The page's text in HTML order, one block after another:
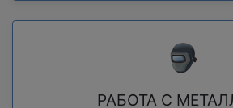
РАБОТА С